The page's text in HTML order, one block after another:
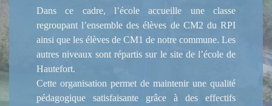
Dans ce cadre, l’école accueille une classe
regroupant l’ensemble des élèves de CM2 du RPI
ainsi que les élèves de CM1 de notre commune. Les
autres niveaux sont répartis sur le site de l’école de
Hautefort.
Cette organisation permet de maintenir une qualité
pédagogique satisfaisante grâce à des effectifs